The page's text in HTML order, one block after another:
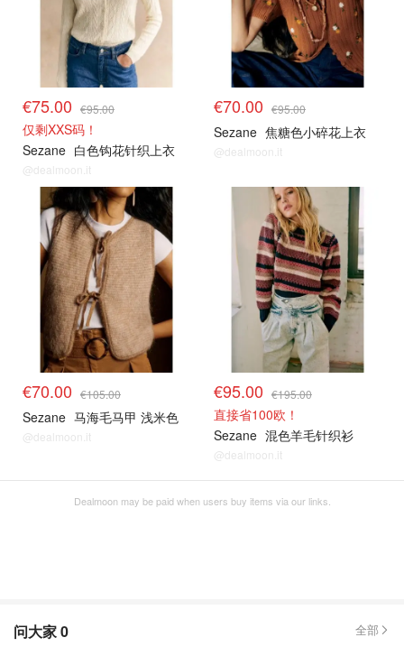
€75.00 €95.00
仅剩XXS码！
Sezane 白色钩花针织上衣
@dealmoon.it
€70.00 €95.00
Sezane 焦糖色小碎花上衣
@dealmoon.it
€70.00 €105.00
Sezane 马海毛马甲 浅米色
@dealmoon.it
€95.00 €195.00
直接省100欧！
Sezane 混色羊毛针织衫
@dealmoon.it
Dealmoon may be paid when users buy items via our links.
问大家0 全部